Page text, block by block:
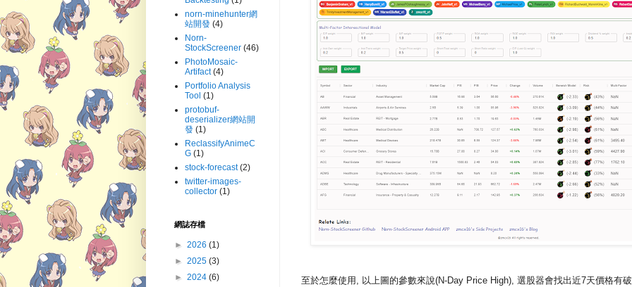
至於怎麼使用, 以上圖的參數來說(N-Day Price High), 選股器會找出近7天價格有
norn-minehunter網
站開發 (4)
Norn-
StockScreener (46)
PhotoMosaic-
Artifact (4)
Portfolio Analysis
Tool (1)
protobuf-
deserializer網站開
發 (1)
ReclassifyAnimeC
G (1)
stock-forecast (2)
twitter-images-
collector (1)
網誌存檔
► 2026 (1)
► 2025 (3)
► 2024 (6)